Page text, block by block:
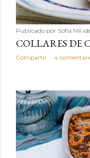
Publicado por Sofía Mil
COLLARES DE
Compartir 4